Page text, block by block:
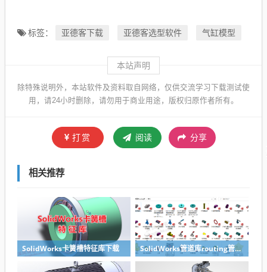
标签： 亚德客下载 亚德客选型软件 气缸模型
本站声明
除特殊说明外，本站软件及资料取自网络，仅供交流学习下载测试使
用，请24小时删除，请勿用于商业用途，版权归原作者所有。
打赏 阅读 分享
相关推荐
SolidWorks卡簧槽特征库下载 SolidWorks管道库routing管道库下载